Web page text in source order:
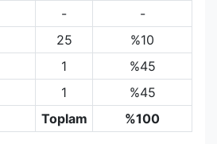
-
-
25
%10
1
%45
1
%45
Toplam
%100